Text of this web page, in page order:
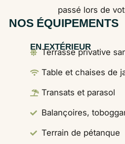
passé lors de
NOS ÉQUIPEMENTS
EN EXTÉRIEUR
Terrasse privative
Table et chaises de
Transats et parasol
Balançoires,
Terrain de pétanque